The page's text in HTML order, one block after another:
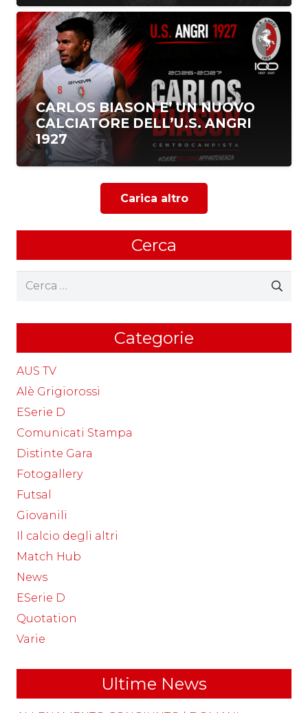
CARLOS BIASON E’ UN NUOVO
CALCIATORE DELL’U.S. ANGRI
1927
Carica altro
Cerca
Ricerca
Categorie
AUS TV
Alè Grigiorossi
ESerie D
Comunicati Stampa
Distinte Gara
Fotogallery
Futsal
Giovanili
Il calcio degli altri
Match Hub
News
ESerie D
Quotation
Varie
Ultime News